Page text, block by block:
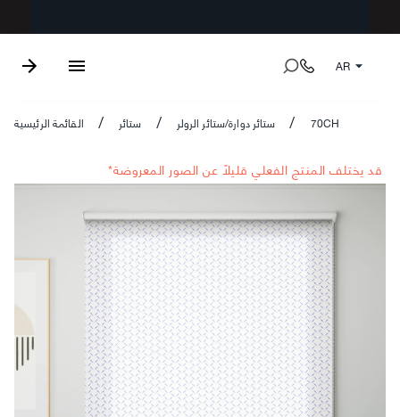
AR
القائمة الرئيسية / ستائر / ستائر دوارة/ستائر الرولر / 70CH
*قد يختلف المنتج الفعلي قليلاً عن الصور المعروضة